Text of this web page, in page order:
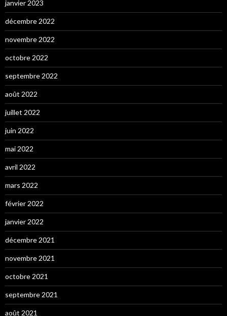
janvier 2023
décembre 2022
novembre 2022
octobre 2022
septembre 2022
août 2022
juillet 2022
juin 2022
mai 2022
avril 2022
mars 2022
février 2022
janvier 2022
décembre 2021
novembre 2021
octobre 2021
septembre 2021
août 2021